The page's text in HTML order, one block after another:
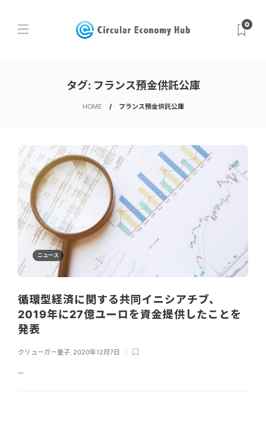
0
タグ: フランス預金供託公庫
HOME フランス預金供託公庫
ニュース
循環型経済に関する共同イニシアチブ、
2019年に27億ユーロを資金提供したことを
発表
クリューガー量子 2020年12月7日
...